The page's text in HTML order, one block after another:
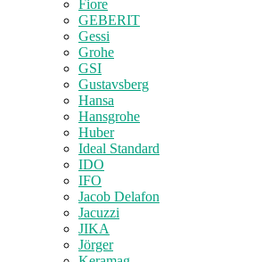
Fiore
GEBERIT
Gessi
Grohe
GSI
Gustavsberg
Hansa
Hansgrohe
Huber
Ideal Standard
IDO
IFO
Jacob Delafon
Jacuzzi
JIKA
Jörger